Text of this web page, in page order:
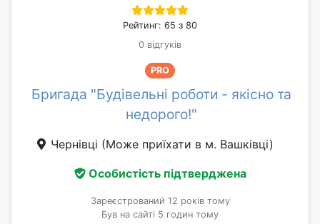
Рейтинг: 65 з 80
0 відгуків
PRO
Бригада "Будівельні роботи - якісно та
недорого!"
Чернівці (Може приїхати в м. Вашківці)
Особистість підтверджена
Зареєстрований 12 років тому
Був на сайті 5 годин тому